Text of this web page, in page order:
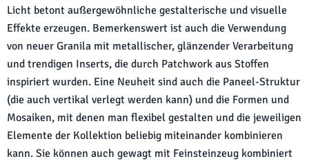
Licht betont außergewöhnliche gestalterische und visuelle
Effekte erzeugen. Bemerkenswert ist auch die Verwendung
von neuer Granila mit metallischer, glänzender Verarbeitung
und trendigen Inserts, die durch Patchwork aus Stoffen
inspiriert wurden. Eine Neuheit sind auch die Paneel-Struktur
(die auch vertikal verlegt werden kann) und die Formen und
Mosaiken, mit denen man flexibel gestalten und die jeweiligen
Elemente der Kollektion beliebig miteinander kombinieren
kann. Sie können auch gewagt mit Feinsteinzeug kombiniert